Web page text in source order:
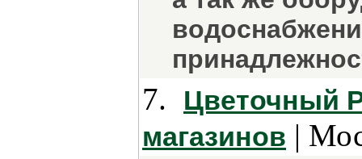
7.
Цветочный
магазинов |